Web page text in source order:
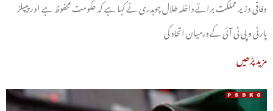
وفاقی وزیر مملکت برائے داخلہ طلال چوہدری نے کہا ہے کہ حکومت محفوظ ہے اور پیپلز
پارٹی و پی ٹی آئی کے درمیان اتحاد کی
مزید پڑھیں